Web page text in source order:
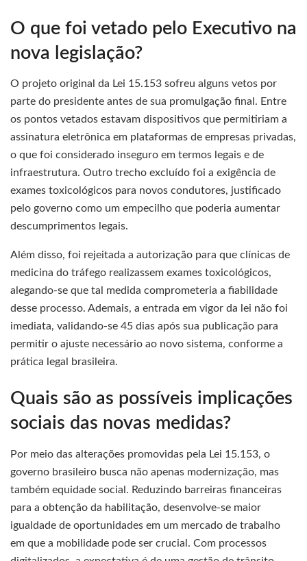
O que foi vetado pelo Executivo na
nova legislação?
O projeto original da Lei 15.153 sofreu alguns vetos por
parte do presidente antes de sua promulgação final. Entre
os pontos vetados estavam dispositivos que permitiriam a
assinatura eletrônica em plataformas de empresas privadas,
o que foi considerado inseguro em termos legais e de
infraestrutura. Outro trecho excluído foi a exigência de
exames toxicológicos para novos condutores, justificado
pelo governo como um empecilho que poderia aumentar
descumprimentos legais.
Além disso, foi rejeitada a autorização para que clínicas de
medicina do tráfego realizassem exames toxicológicos,
alegando-se que tal medida comprometeria a fiabilidade
desse processo. Ademais, a entrada em vigor da lei não foi
imediata, validando-se 45 dias após sua publicação para
permitir o ajuste necessário ao novo sistema, conforme a
prática legal brasileira.
Quais são as possíveis implicações
sociais das novas medidas?
Por meio das alterações promovidas pela Lei 15.153, o
governo brasileiro busca não apenas modernização, mas
também equidade social. Reduzindo barreiras financeiras
para a obtenção da habilitação, desenvolve-se maior
igualdade de oportunidades em um mercado de trabalho
em que a mobilidade pode ser crucial. Com processos